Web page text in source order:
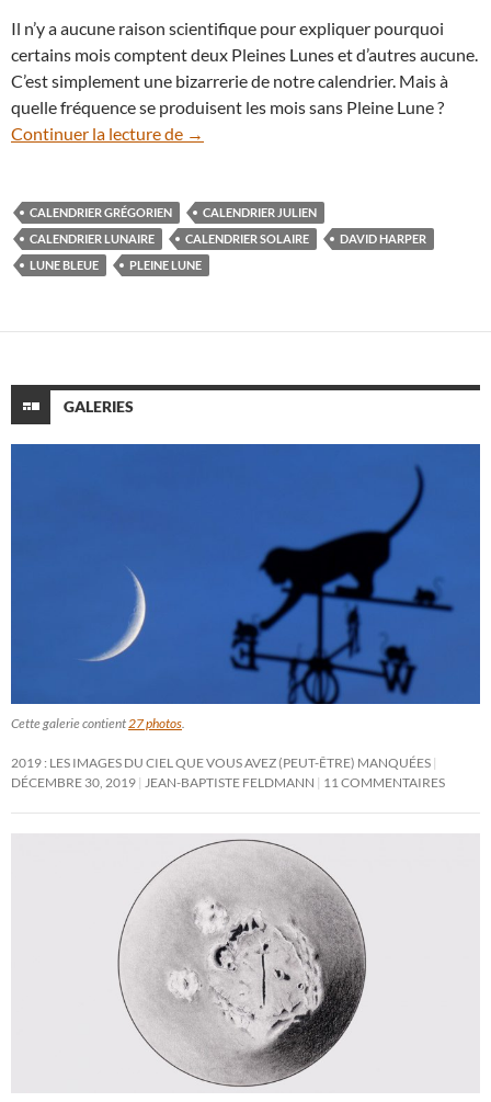
Il n’y a aucune raison scientifique pour expliquer pourquoi
certains mois comptent deux Pleines Lunes et d’autres aucune.
C’est simplement une bizarrerie de notre calendrier. Mais à
quelle fréquence se produisent les mois sans Pleine Lune ?
Continuer la lecture de Quelle est la fréquence des mois sans
→
CALENDRIER GRÉGORIEN
CALENDRIER JULIEN
CALENDRIER LUNAIRE
CALENDRIER SOLAIRE
DAVID HARPER
LUNE BLEUE
PLEINE LUNE
GALERIES
Cette galerie contient 27 photos
2019 : LES IMAGES DU CIEL QUE VOUS AVEZ (PEUT-ÊTRE) MANQUÉES
DÉCEMBRE 30, 2019
JEAN-BAPTISTE FELDMANN 11 COMMENTAIRES